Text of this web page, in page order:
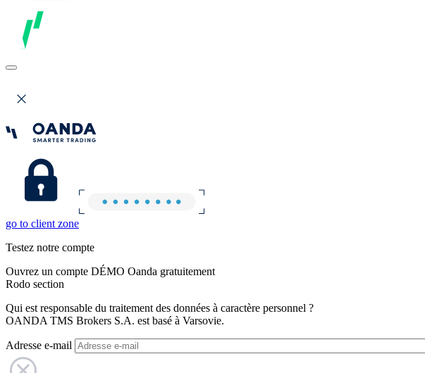
go to client zone
Testez notre compte
Ouvrez un compte DÉMO Oanda gratuitement
Rodo section
Qui est responsable du traitement des données à caractère personnel ?
OANDA TMS Brokers S.A. est basé à Varsovie.
Adresse e-mail